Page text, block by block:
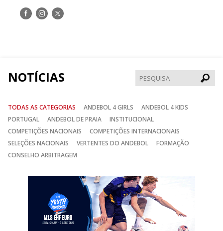
Siga-Siga-Siga-
NOTÍCIAS
TODAS AS CATEGORIAS ANDEBOL 4 GIRLS
ANDEBOL 4 KIDS
PORTUGAL
ANDEBOL DE PRAIA
INSTITUCIONAL
COMPETIÇÕES NACIONAIS
COMPETIÇÕES INTERNACIONAIS
SELEÇÕES NACIONAIS
VERTENTES DO ANDEBOL
FORMAÇÃO
CONSELHO ARBITRAGEM